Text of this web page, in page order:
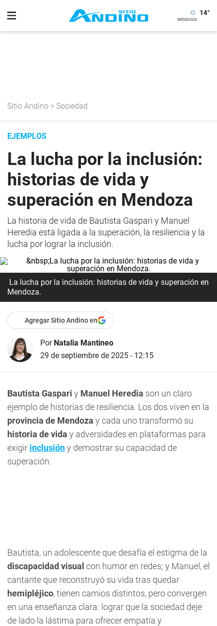
14°
Sitio Andino > Sociedad
EJEMPLOS
La lucha por la inclusión:
historias de vida y
superación en Mendoza
La historia de vida de Bautista Gaspari y Manuel
Heredia está ligada a la superación, la resiliencia y la
lucha por lograr la inclusión.
La lucha por la inclusión: historias de vida y superación en
Mendoza.
Agregar Sitio Andino en
Por Natalia Mantineo
29 de septiembre de 2025 - 12:15
Bautista Gaspari y Manuel Heredia son un claro
ejemplo de historias de resiliencia. Los dos viven en la
provincia de Mendoza y cada uno transformó su
historia de vida y adversidades en plataformas para
exigir inclusióny demostrar su capacidad de
superación.
Bautista, un adolescente que desafía el estigma de la
discapacidad visual con humor en redes; y Manuel, el
cantante que reconstruyó su vida tras quedar
hemipléjico, tienen camios distintos, pero convergen
en una enseñanza clara: lograr que la sociedad deje
de lado la lástima para ofrecer empatía y